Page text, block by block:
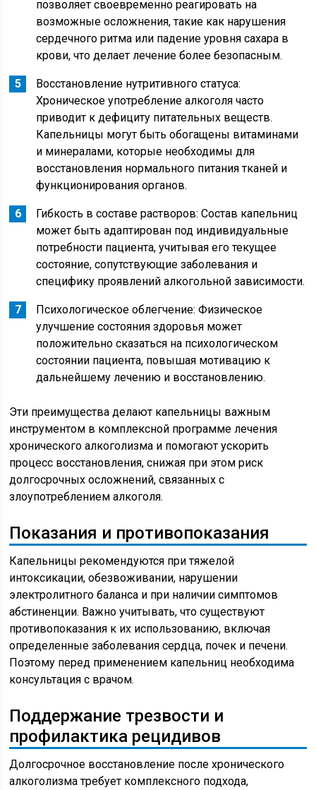
позволяет своевременно реагировать на
возможные осложнения, такие как нарушения
сердечного ритма или падение уровня сахара в
крови, что делает лечение более безопасным.
Восстановление нутритивного статуса:
Хроническое употребление алкоголя часто
приводит к дефициту питательных веществ.
Капельницы могут быть обогащены витаминами
и минералами, которые необходимы для
восстановления нормального питания тканей и
функционирования органов.
Гибкость в составе растворов: Состав капельниц
может быть адаптирован под индивидуальные
потребности пациента, учитывая его текущее
состояние, сопутствующие заболевания и
специфику проявлений алкогольной зависимости.
Психологическое облегчение: Физическое
улучшение состояния здоровья может
положительно сказаться на психологическом
состоянии пациента, повышая мотивацию к
дальнейшему лечению и восстановлению.
Эти преимущества делают капельницы важным
инструментом в комплексной программе лечения
хронического алкоголизма и помогают ускорить
процесс восстановления, снижая при этом риск
долгосрочных осложнений, связанных с
злоупотреблением алкоголя.
Показания и противопоказания
Капельницы рекомендуются при тяжелой
интоксикации, обезвоживании, нарушении
электролитного баланса и при наличии симптомов
абстиненции. Важно учитывать, что существуют
противопоказания к их использованию, включая
определенные заболевания сердца, почек и печени.
Поэтому перед применением капельниц необходима
консультация с врачом.
Поддержание трезвости и
профилактика рецидивов
Долгосрочное восстановление после хронического
алкоголизма требует комплексного подхода,